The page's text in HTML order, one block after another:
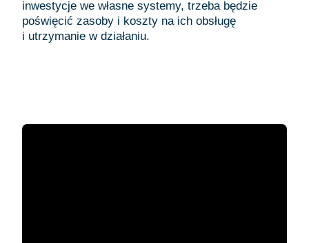
inwestycje we własne systemy, trzeba będzie
poświęcić zasoby i koszty na ich obsługę
i utrzymanie w działaniu.